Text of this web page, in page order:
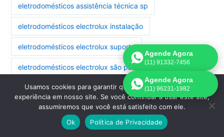
eletrodomésticos assistência técnica sp
eletrodomésticos electrolux instalação
eletrodomésticos electrolux suporte
eletrodomésticos electrolux são paulo
eletrodomésticos manutenção electrolux
eletrodomésticos reparo electrolux
geladeira electrolux assistência são paulo
Agende Agora
(11) 91332-7456
Agende Agora
(11) 96231-1982
Usamos cookies para garantir que oferecemos a melhor
experiência em nosso site. Se você continuar a usar este site,
assumiremos que você está satisfeito com ele.
Ok
Política de Privacidade